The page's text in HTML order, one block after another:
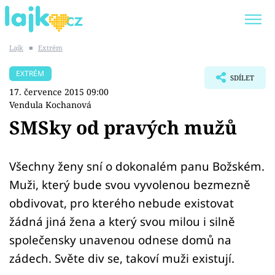
SHOPAHOLICADEL
Showbyznys
Youtubeři
Virály
Lajk ■ Extrém
EXTRÉM
17. července 2015 09:00
Vendula Kochanová
SDÍLET
SMSky od pravých mužů
Všechny ženy sní o dokonalém panu Božském.
Muži, který bude svou vyvolenou bezmezně
obdivovat, pro kterého nebude existovat
žádná jiná žena a který svou milou i silně
společensky unavenou odnese domů na
zádech. Světe div se, takoví muži existují.